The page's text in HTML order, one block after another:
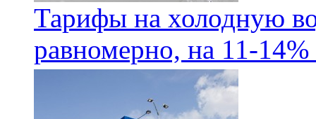
Тарифы на холодную
равномерно, на 11-14%